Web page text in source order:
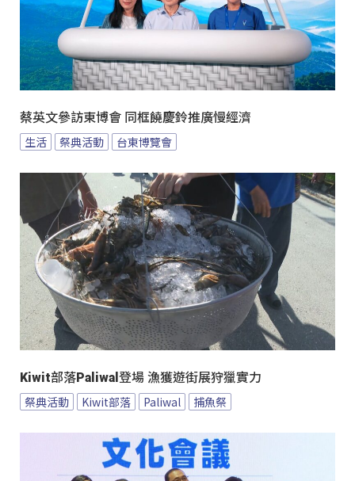
蔡英文參訪東博會 同框饒慶鈴推廣慢經濟
生活 祭典活動 台東博覽會
Kiwit部落Paliwal登場 漁獲遊街展狩獵實力
祭典活動 Kiwit部落 Paliwal 捕魚祭